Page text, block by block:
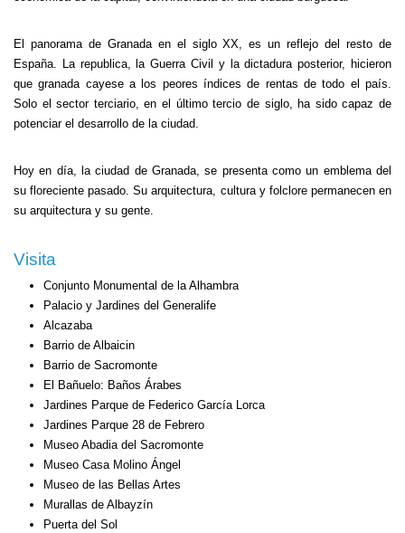
El panorama de Granada en el siglo XX, es un reflejo del resto de
España. La republica, la Guerra Civil y la dictadura posterior, hicieron
que granada cayese a los peores índices de rentas de todo el país.
Solo el sector terciario, en el último tercio de siglo, ha sido capaz de
potenciar el desarrollo de la ciudad.
Hoy en día, la ciudad de Granada, se presenta como un emblema del
su floreciente pasado. Su arquitectura, cultura y folclore permanecen en
su arquitectura y su gente.
Visita
Conjunto Monumental de la Alhambra
Palacio y Jardines del Generalife
Alcazaba
Barrio de Albaicin
Barrio de Sacromonte
El Bañuelo: Baños Árabes
Jardines Parque de Federico García Lorca
Jardines Parque 28 de Febrero
Museo Abadia del Sacromonte
Museo Casa Molino Ángel
Museo de las Bellas Artes
Murallas de Albayzín
Puerta del Sol